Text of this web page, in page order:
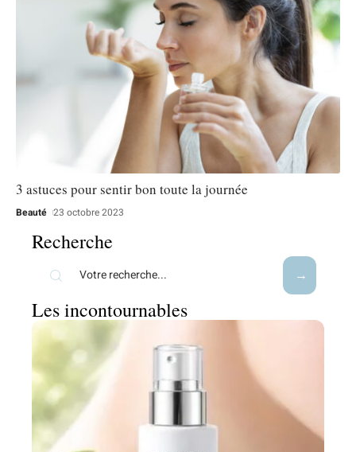
3 astuces pour sentir bon toute la journée
Beauté 23 octobre 2023
Recherche
Les incontournables